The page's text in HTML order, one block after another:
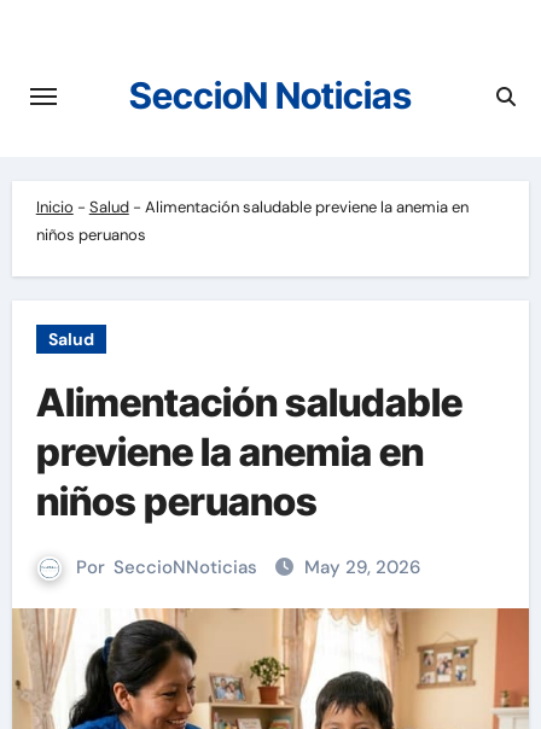
contenido
SeccioN Noticias
Inicio - Salud- Alimentación saludable previene la anemia en
niños peruanos
Salud
Alimentación saludable
previene la anemia en
niños peruanos
Por SeccioNNoticias May 29, 2026